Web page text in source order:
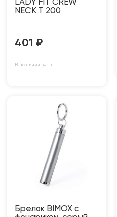
LADY FIT CREW
NECK T 200
401 ₽
В наличии: 41 шт
Брелок BIMOX с